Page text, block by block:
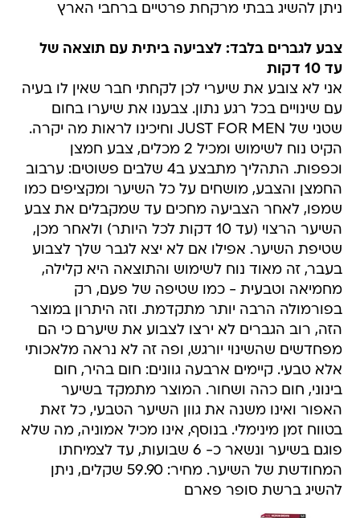
ניתן להשיג בבתי מרקחת פרטיים ברחבי הארץ
צבע לגברים בלבד: לצביעה ביתית עם תוצאה של
עד 10 דקות
אני לא צובע את שיערי לכן לקחתי חבר שאין לו בעיה
עם שינויים בכל רגע נתון. צבענו את שיערו בחום
שטני של JUST FOR MEN וחיכינו לראות מה יקרה.
הקיט נוח לשימוש ומכיל 2 מכלים, צבע חמצן
וכפפות. התהליך מתבצע ב4 שלבים פשוטים: ערבוב
החמצן והצבע, מושחים על כל השיער ומקציפים כמו
שמפו, לאחר הצביעה מחכים עד שמקבלים את צבע
השיער הרצוי (עד 10 דקות לכל היותר) ולאחר מכן,
שטיפת השיער. אפילו אם לא יצא לגבר שלך לצבוע
בעבר, זה מאוד נוח לשימוש והתוצאה היא קלילה,
מחמיאה וטבעית - כמו שטיפה של פעם, רק
בפורמולה הרבה יותר מתקדמת. וזה היתרון במוצר
הזה, רוב הגברים לא ירצו לצבוע את שיערם כי הם
מפחדשים שהשינוי יורגש, ופה זה לא נראה מלאכותי
אלא טבעי. קיימים ארבעה גוונים: חום בהיר, חום
בינוני, חום כהה ושחור. המוצר מתמקד בשיער
האפור ואינו משנה את גוון השיער הטבעי, כל זאת
בטווח זמן מינימלי. בנוסף, אינו מכיל אמוניה, מה שלא
פוגם בשיער ונשאר כ- 6 שבועות, עד לצמיחתו
המחודשת של השיער. מחיר: 59.90 שקלים, ניתן
להשיג ברשת סופר פארם